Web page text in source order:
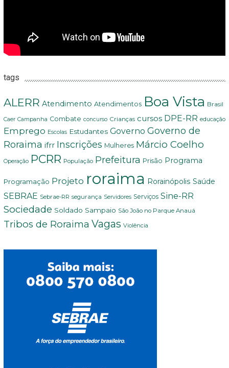
tags
ALERR Atendimento Atendimentos Boa Vista Brasil
Caer Campanha Combate concurso Crianças cursos DPE-RR educação
Emprego Escolas Estudantes Governo Governo de
Roraima ifrr Inscrições Mulheres Márcio Coelho
Operação PCRR População Prefeitura Prisão Programa
Programação Projeto roraima Rorainópolis Saúde
SEBRAE Sebrae-RR segurança Servidores Serviços Sine-RR
Sociedade Soldado Sampaio São João no Parque Anauá
Tribos de Roraima Vagas Violência